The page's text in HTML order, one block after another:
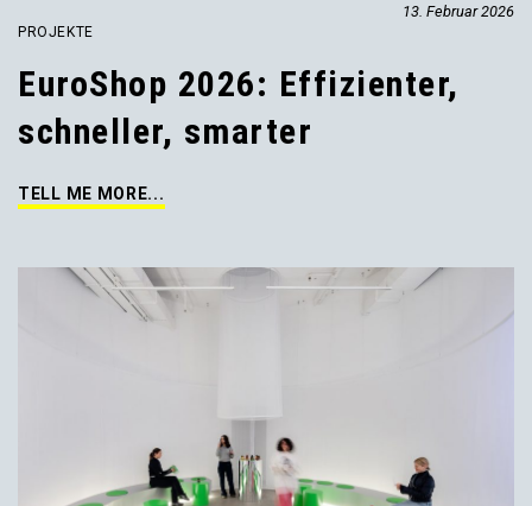
13. Februar 2026
PROJEKTE
EuroShop 2026: Effizienter,
schneller, smarter
TELL ME MORE...